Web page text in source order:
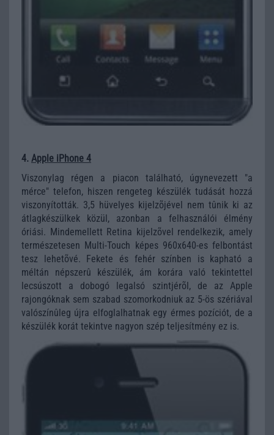
4. Apple iPhone 4
Viszonylag régen a piacon található, úgynevezett "a
mérce" telefon, hiszen rengeteg készülék tudását hozzá
viszonyították. 3,5 hüvelyes kijelzõjével nem tûnik ki az
átlagkészülkek közül, azonban a felhasználói élmény
óriási. Mindemellett Retina kijelzõvel rendelkezik, amely
természetesen Multi-Touch képes 960x640-es felbontást
tesz lehetõvé. Fekete és fehér színben is kapható a
méltán népszerû készülék, ám korára való tekintettel
lecsúszott a dobogó legalsó szintjérõl, de az Apple
rajongóknak sem szabad szomorkodniuk az 5-ös szériával
valószínûleg újra elfoglalhatnak egy érmes pozíciót, de a
készülék korát tekintve nagyon szép teljesítmény ez is.